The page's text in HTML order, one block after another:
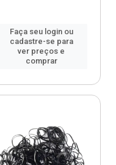
Faça seu login ou
cadastre-se para
ver preços e
comprar